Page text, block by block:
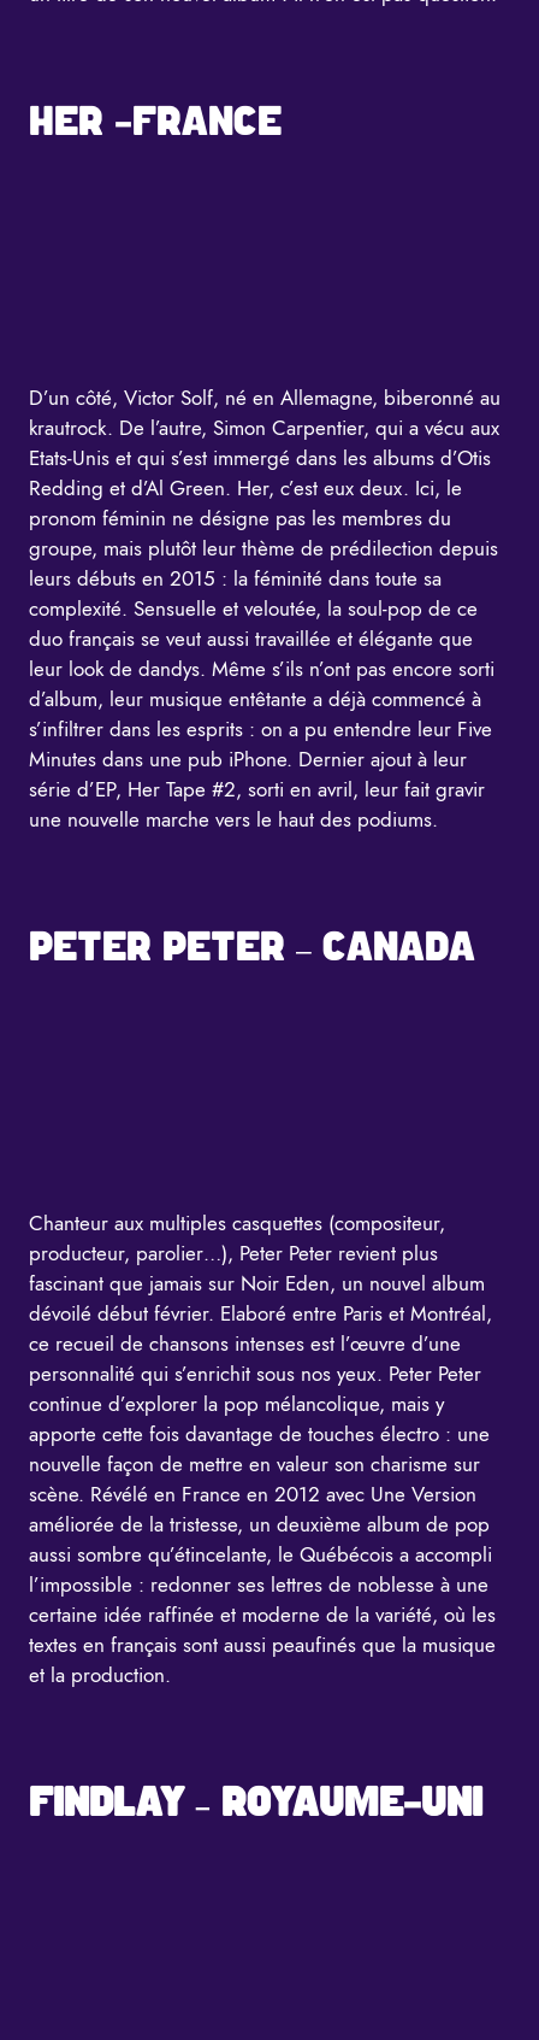
HER -FRANCE
D’un côté, Victor Solf, né en Allemagne, biberonné au
krautrock. De l’autre, Simon Carpentier, qui a vécu aux
Etats-Unis et qui s’est immergé dans les albums d’Otis
Redding et d’Al Green. Her, c’est eux deux. Ici, le
pronom féminin ne désigne pas les membres du
groupe, mais plutôt leur thème de prédilection depuis
leurs débuts en 2015 : la féminité dans toute sa
complexité. Sensuelle et veloutée, la soul-pop de ce
duo français se veut aussi travaillée et élégante que
leur look de dandys. Même s’ils n’ont pas encore sorti
d’album, leur musique entêtante a déjà commencé à
s’infiltrer dans les esprits : on a pu entendre leur Five
Minutes dans une pub iPhone. Dernier ajout à leur
série d’EP, Her Tape #2, sorti en avril, leur fait gravir
une nouvelle marche vers le haut des podiums.
PETER PETER – CANADA
Chanteur aux multiples casquettes (compositeur,
producteur, parolier…), Peter Peter revient plus
fascinant que jamais sur Noir Eden, un nouvel album
dévoilé début février. Elaboré entre Paris et Montréal,
ce recueil de chansons intenses est l’œuvre d’une
personnalité qui s’enrichit sous nos yeux. Peter Peter
continue d’explorer la pop mélancolique, mais y
apporte cette fois davantage de touches électro : une
nouvelle façon de mettre en valeur son charisme sur
scène. Révélé en France en 2012 avec Une Version
améliorée de la tristesse, un deuxième album de pop
aussi sombre qu’étincelante, le Québécois a accompli
l’impossible : redonner ses lettres de noblesse à une
certaine idée raffinée et moderne de la variété, où les
textes en français sont aussi peaufinés que la musique
et la production.
FINDLAY – ROYAUME-UNI